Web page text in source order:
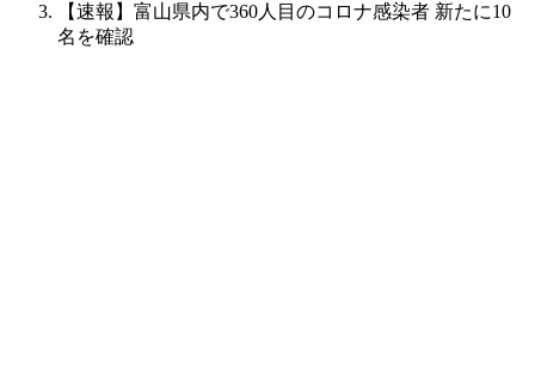
【速報】富山県内で360人目のコロナ感染者 新たに10
名を確認